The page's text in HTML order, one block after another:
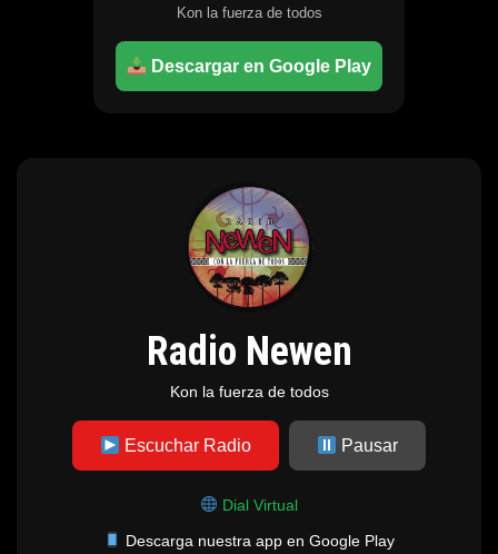
Kon la fuerza de todos
Descargar en Google Play
Radio Newen
Kon la fuerza de todos
Escuchar Radio Pausar
Dial Virtual
Descarga nuestra app en Google Play